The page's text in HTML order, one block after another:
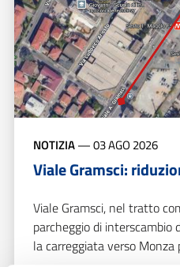
NOTIZIA—03 AGO 2026
Viale Gramsci:
Viale Gramsci, nel tratto
parcheggio di
la carreggiata verso Monza